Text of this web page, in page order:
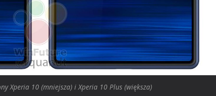
Xperia 10 (mniejsza) i Xperia 10 Plus (większa)